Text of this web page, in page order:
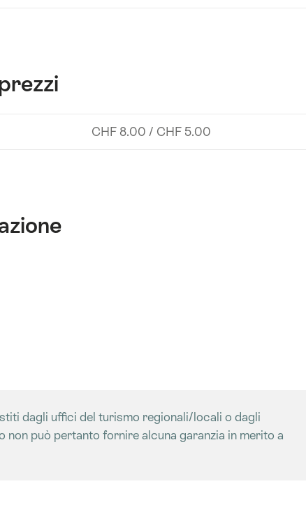
CHF 8.00 / CHF 5.00
dagli uffici del turismo regionali/locali o dagli
non può pertanto fornire alcuna garanzia in merito a